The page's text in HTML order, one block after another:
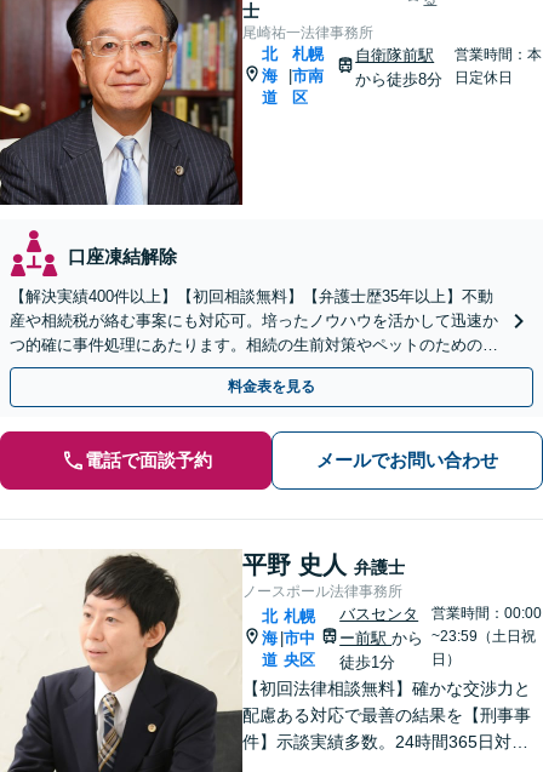
士
尾崎祐一法律事務所
北
海
道
札幌
市南
区
自衛隊前駅
から徒歩8分
営業時間：本
日定休日
口座凍結解除
【解決実績400件以上】【初回相談無料】【弁護士歴35年以上】不動
産や相続税が絡む事案にも対応可。培ったノウハウを活かして迅速か
つ的確に事件処理にあたります。相続の生前対策やペットのための年
金システムもお任せ【完全個室】【自衛隊前駅8分】
料金表を見る
電話で面談予約 メールでお問い合わせ
平野 史人 弁護士
ノースポール法律事務所
北
海
道
|
札幌
市中
央区
バスセンタ
ー前駅から
徒歩1分
営業時間：00:00
~23:59（土日祝
日）
【初回法律相談無料】確かな交渉力と
配慮ある対応で最善の結果を【刑事事
件】示談実績多数。24時間365日対応